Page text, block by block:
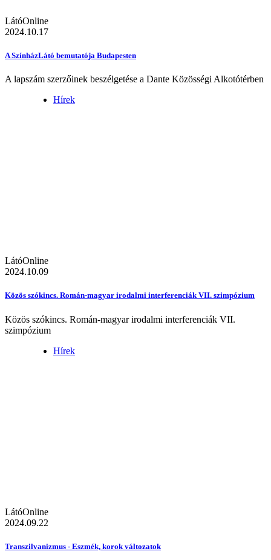
LátóOnline
2024.10.17
A SzínházLátó bemutatója Budapesten
A lapszám szerzőinek beszélgetése a Dante Közösségi Alkotótérben
Hírek
LátóOnline
2024.10.09
Közös szókincs. Román-magyar irodalmi interferenciák VII. szimpózium
Közös szókincs. Román-magyar irodalmi interferenciák VII.
szimpózium
Hírek
LátóOnline
2024.09.22
Transzilvanizmus - Eszmék, korok változatok